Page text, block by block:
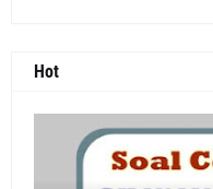
Hot